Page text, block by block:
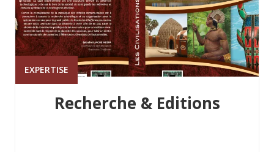
EXPERTISE
Recherche & Editions